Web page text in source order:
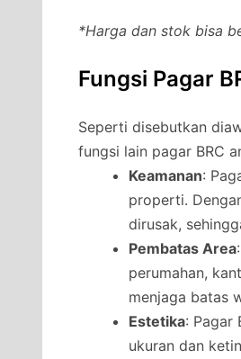
*Harga dan stok bisa
Fungsi Pagar
Seperti disebutkan
fungsi lain pagar BRC
Keamanan:
properti.
dirusak,
Pembatas Area
perumahan,
menjaga batas
Estetika: Pagar
ukuran dan